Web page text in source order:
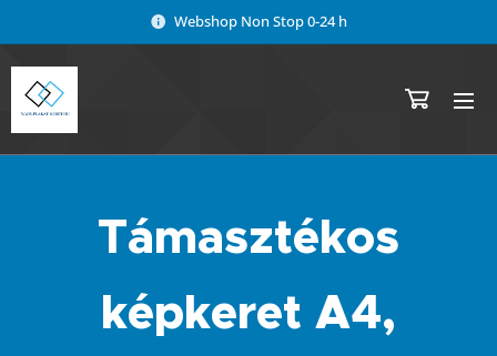
Webshop Non Stop 0-24 h
Támasztékos
képkeret A4,